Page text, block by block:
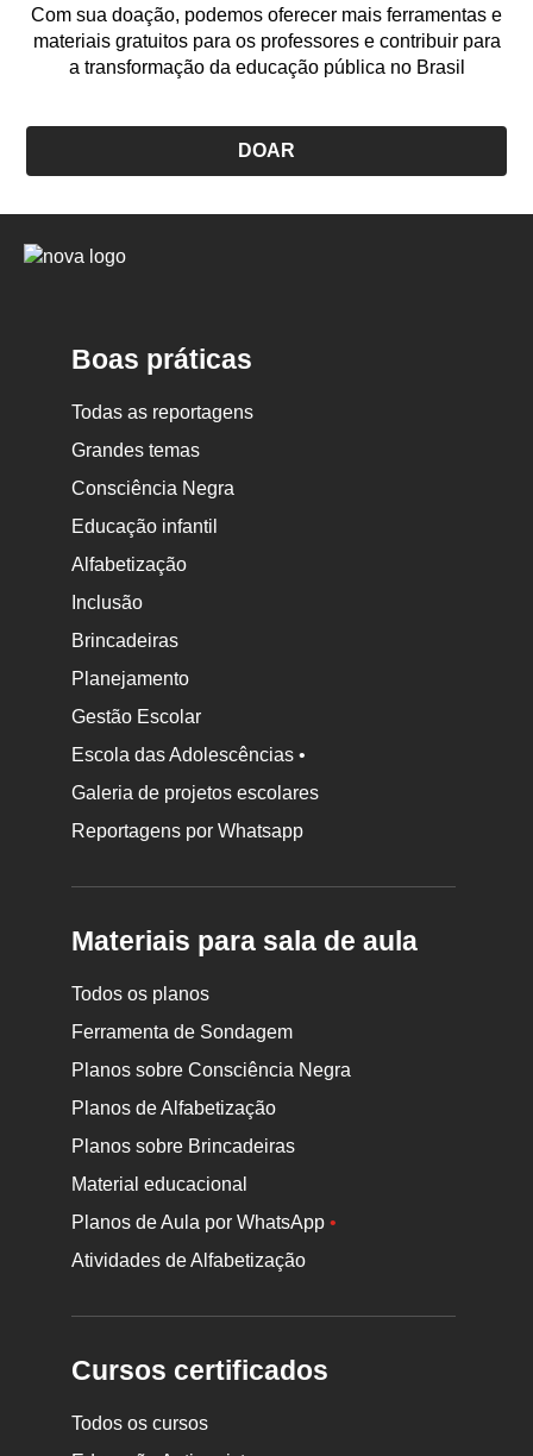
Com sua doação, podemos oferecer mais ferramentas e
materiais gratuitos para os professores e contribuir para
a transformação da educação pública no Brasil
DOAR
Logo
Boas práticas
Todas as reportagens
Grandes temas
Consciência Negra
Educação infantil
Alfabetização
Inclusão
Brincadeiras
Planejamento
Gestão Escolar
Escola das Adolescências •
Galeria de projetos escolares
Reportagens por Whatsapp
Materiais para sala de aula
Todos os planos
Ferramenta de Sondagem
Planos sobre Consciência Negra
Planos de Alfabetização
Planos sobre Brincadeiras
Material educacional
Planos de Aula por WhatsApp•
Atividades de Alfabetização
Cursos certificados
Todos os cursos